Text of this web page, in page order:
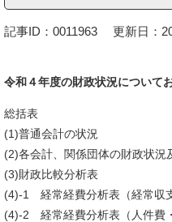
記事ID：0011963 更新日：
令和４年度の財政状況について
総括表
(1)普通会計の状況
(2)各会計、関係団体の財政状況
(3)財政比較分析表
(4)-1 経常経費分析表（経常収
(4)-2 経常経費分析表（人件費